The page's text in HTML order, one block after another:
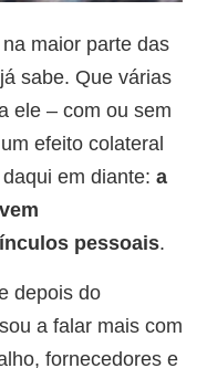
maior parte das
sabe. Que várias
ele – com ou sem
efeito colateral
em diante: a
pessoais.
depois do
a falar mais com
fornecedores e